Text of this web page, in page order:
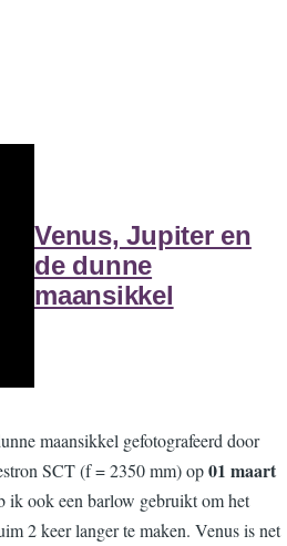
Venus, Jupiter en
de dunne
maansikkel
maansikkel gefotografeerd door
SCT (f = 2350 mm) op01 maart
ik ook een barlow gebruikt om het
2 keer langer te maken. Venus is net